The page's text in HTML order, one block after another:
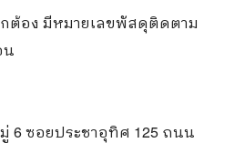
อง มีหมายเลขพัสดุติดตาม
น
6 ซอยประชาอุทิศ 125 ถนน